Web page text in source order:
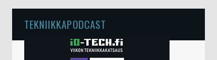
TEKNIIKKAPODCAST